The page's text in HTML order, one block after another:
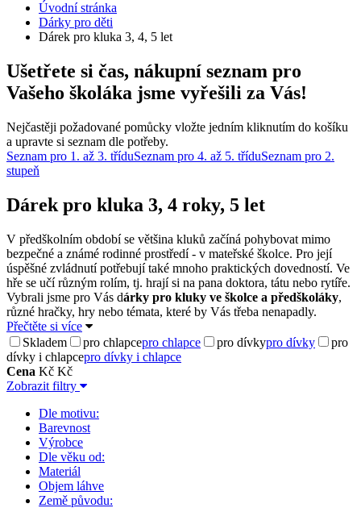
Úvodní stránka
Dárky pro děti
Dárek pro kluka 3, 4, 5 let
Ušetřete si čas, nákupní seznam pro
Vašeho školáka jsme vyřešili za Vás!
Nejčastěji požadované pomůcky vložte jedním kliknutím do košíku
a upravte si seznam dle potřeby.
Seznam pro 1. až 3. tříduSeznam pro 4. až 5. tříduSeznam pro 2.
stupeň
Dárek pro kluka 3, 4 roky, 5 let
V předškolním období se většina kluků začíná pohybovat mimo
bezpečné a známé rodinné prostředí - v mateřské školce. Pro její
úspěšné zvládnutí potřebují také mnoho praktických dovedností. Ve
hře se učí různým rolím, tj. hrají si na pana doktora, tátu nebo rytíře.
Vybrali jsme pro Vás dárky pro kluky ve školce a předškoláky,
různé hračky, hry nebo témata, které by Vás třeba nenapadly.
Přečtěte si více
Skladem
pro chlapcepro chlapce pro dívkypro dívky
pro
dívky i chlapcepro dívky i chlapce
Cena Kč Kč
Zobrazit filtry
Dle motivu:
Barevnost
Výrobce
Dle věku od:
Materiál
Objem láhve
Země původu: